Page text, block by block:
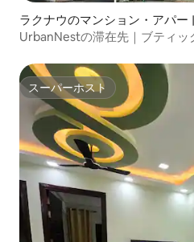
ラクナウのマンション・アパー
UrbanNestの滞在先｜ブティッ
スーパーホスト
スーパーホスト